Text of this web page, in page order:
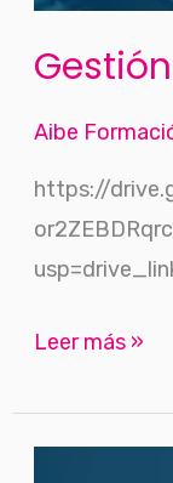
Aibe
https://
Leer más »